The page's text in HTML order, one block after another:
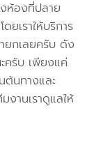
ห้องที่ปลาย
ยเราให้บริการ
ยกเลยครับ ดัง
ครับ เพียงแค่
ต้นทางและ
งานเราดูแลให้